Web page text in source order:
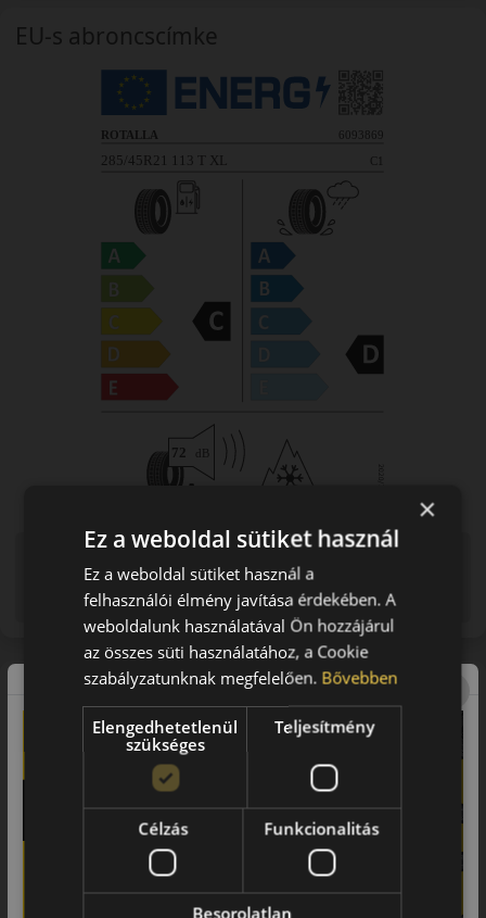
A mintázat
Rotalla Setula W Race S500
Rotalla S500 téli gumiabroncs
Strapabíró téli megoldás
kisteherautókhoz
A Rotalla S500 egy kisteherautók és furgonok számára
EU-s abroncscímke
Figyelem a feltüntetett címke adatok tájékoztató
jellegűek. Előfordulhat, hogy még a korábbi EU-s címkével
ellátott abroncs kerül kiszállításra.
×
Ez a weboldal sütiket használ
Ez a weboldal sütiket használ a
felhasználói élmény javítása érdekében. A
weboldalunk használatával Ön hozzájárul
az összes süti használatához, a Cookie
szabályzatunknak megfelelően. Bővebben
Elengedhetetlenül
szükséges
Teljesítmény
Célzás Funkcionalitás
Besorolatlan